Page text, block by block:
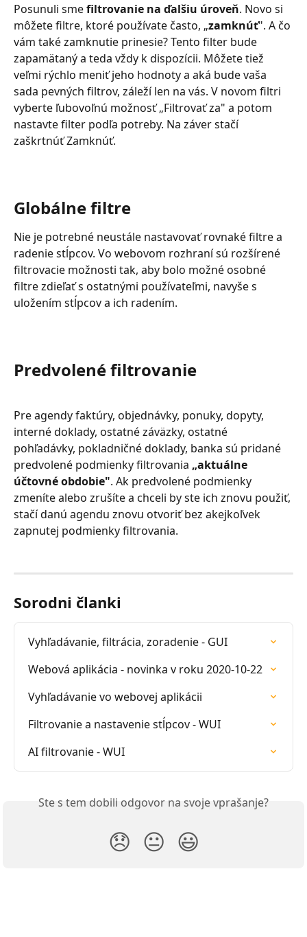
Posunuli sme filtrovanie na ďalšiu úroveň. Novo si
môžete filtre, ktoré používate často, „zamknúť". A čo
vám také zamknutie prinesie? Tento filter bude
zapamätaný a teda vždy k dispozícii. Môžete tiež
veľmi rýchlo meniť jeho hodnoty a aká bude vaša
sada pevných filtrov, záleží len na vás. V novom filtri
vyberte ľubovoľnú možnosť „Filtrovať za" a potom
nastavte filter podľa potreby. Na záver stačí
zaškrtnúť Zamknúť.
Globálne filtre
Nie je potrebné neustále nastavovať rovnaké filtre a
radenie stĺpcov. Vo webovom rozhraní sú rozšírené
filtrovacie možnosti tak, aby bolo možné osobné
filtre zdieľať s ostatnými používateľmi, navyše s
uložením stĺpcov a ich radením.
Predvolené filtrovanie
Pre agendy faktúry, objednávky, ponuky, dopyty,
interné doklady, ostatné záväzky, ostatné
pohľadávky, pokladničné doklady, banka sú pridané
predvolené podmienky filtrovania „aktuálne
účtovné obdobie". Ak predvolené podmienky
zmeníte alebo zrušíte a chceli by ste ich znovu použiť,
stačí danú agendu znovu otvoriť bez akejkoľvek
zapnutej podmienky filtrovania.
Sorodni članki
Vyhľadávanie, filtrácia, zoradenie - GUI
Webová aplikácia - novinka v roku 2020-10-22
Vyhľadávanie vo webovej aplikácii
Filtrovanie a nastavenie stĺpcov - WUI
AI filtrovanie - WUI
Ste s tem dobili odgovor na svoje vprašanje?
😞 😐 😃